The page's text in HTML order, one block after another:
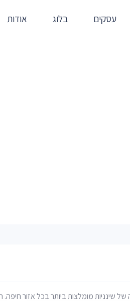
עסקים בלוג אודות
מומלצות ביותר בכל אזור חיפה.